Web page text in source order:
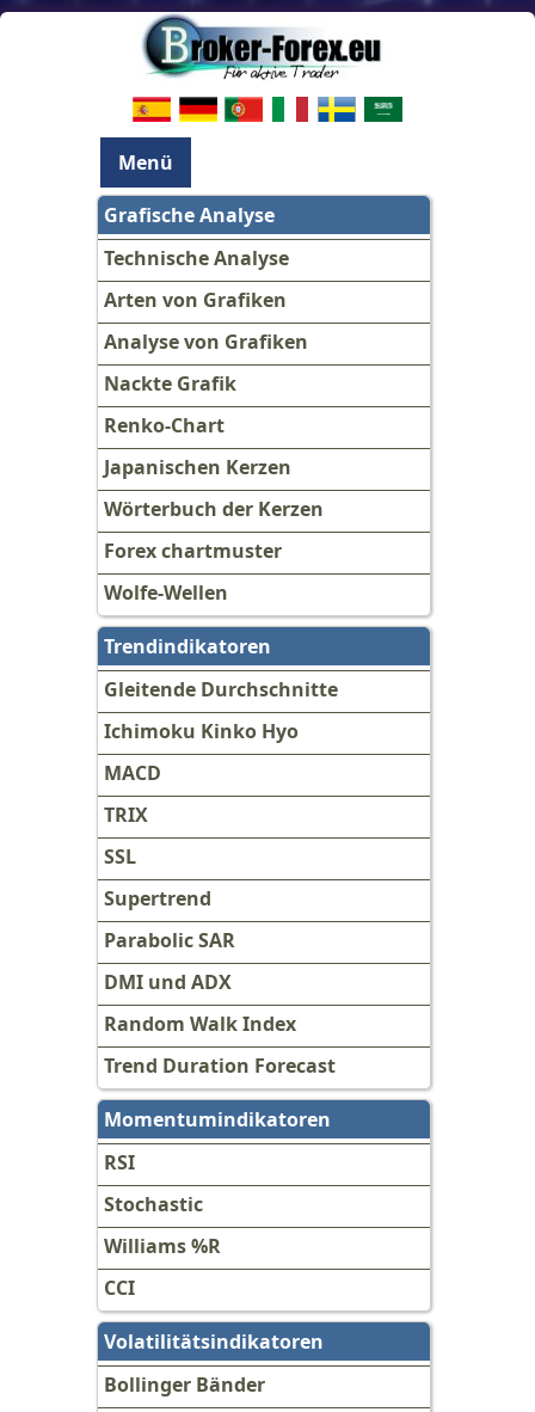
Menü
Grafische Analyse
Technische Analyse
Arten von Grafiken
Analyse von Grafiken
Nackte Grafik
Renko-Chart
Japanischen Kerzen
Wörterbuch der Kerzen
Forex chartmuster
Wolfe-Wellen
Trendindikatoren
Gleitende Durchschnitte
Ichimoku Kinko Hyo
MACD
TRIX
SSL
Supertrend
Parabolic SAR
DMI und ADX
Random Walk Index
Trend Duration Forecast
Momentumindikatoren
RSI
Stochastic
Williams %R
CCI
Volatilitätsindikatoren
Bollinger Bänder